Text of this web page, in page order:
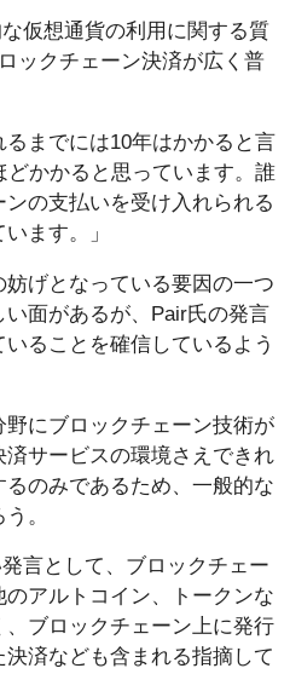
仮想通貨の利用に関する質
ックチェーン決済が広く普
るまでには10年はかかると言
どかかると思っています。誰
の支払いを受け入れられる
ます。」
げとなっている要因の一つ
面があるが、Pair氏の発言
ることを確信しているよう
にブロックチェーン技術が
サービスの環境さえできれ
のみであるため、一般的な
。
言として、ブロックチェー
アルトコイン、トークンな
ブロックチェーン上に発行
済なども含まれる指摘して